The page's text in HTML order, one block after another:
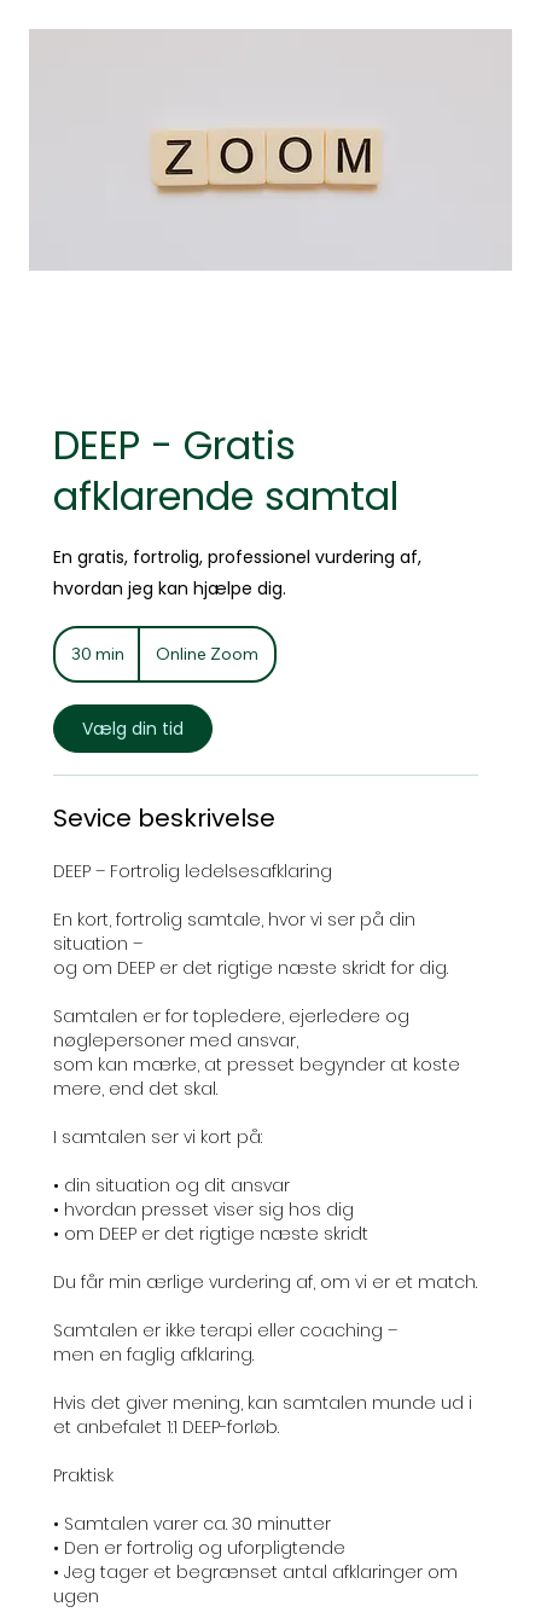
DEEP - Gratis
afklarende samtal
En gratis, fortrolig, professionel vurdering af,
hvordan jeg kan hjælpe dig.
30 min
n
Online Zoom
Vælg din tid
Sevice beskrivelse
DEEP – Fortrolig ledelsesafklaring
En kort, fortrolig samtale, hvor vi ser på din
situation –
og om DEEP er det rigtige næste skridt for dig.
Samtalen er for topledere, ejerledere og
nøglepersoner med ansvar,
som kan mærke, at presset begynder at koste
mere, end det skal.
I samtalen ser vi kort på:
• din situation og dit ansvar
• hvordan presset viser sig hos dig
• om DEEP er det rigtige næste skridt
Du får min ærlige vurdering af, om vi er et match.
Samtalen er ikke terapi eller coaching –
men en faglig afklaring.
Hvis det giver mening, kan samtalen munde ud i
et anbefalet 1:1 DEEP-forløb.
Praktisk
• Samtalen varer ca. 30 minutter
• Den er fortrolig og uforpligtende
• Jeg tager et begrænset antal afklaringer om
ugen